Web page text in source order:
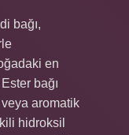
bağı,
en
bağı
aromatik
hidroksil